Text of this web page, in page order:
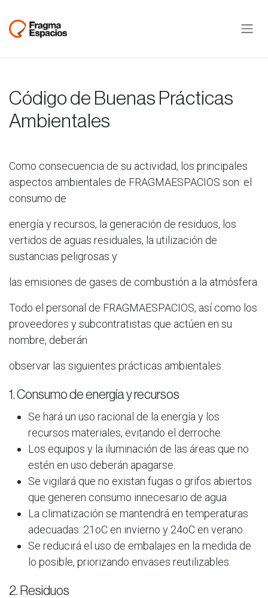
Código de Buenas Prácticas
Ambientales
Como consecuencia de su actividad, los principales
aspectos ambientales de FRAGMAESPACIOS son: el
consumo de
energía y recursos, la generación de residuos, los
vertidos de aguas residuales, la utilización de
sustancias peligrosas y
las emisiones de gases de combustión a la atmósfera.
Todo el personal de FRAGMAESPACIOS, así como los
proveedores y subcontratistas que actúen en su
nombre, deberán
observar las siguientes prácticas ambientales:
1. Consumo de energía y recursos
Se hará un uso racional de la energía y los
recursos materiales, evitando el derroche.
Los equipos y la iluminación de las áreas que no
estén en uso deberán apagarse.
Se vigilará que no existan fugas o grifos abiertos
que generen consumo innecesario de agua.
La climatización se mantendrá en temperaturas
adecuadas: 21oC en invierno y 24oC en verano.
Se reducirá el uso de embalajes en la medida de
lo posible, priorizando envases reutilizables.
2. Residuos